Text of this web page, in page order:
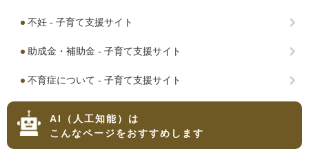
不妊 - 子育て支援サイト
助成金・補助金 - 子育て支援サイト
不育症について - 子育て支援サイト
AI（人工知能）は
こんなページをおすすめします